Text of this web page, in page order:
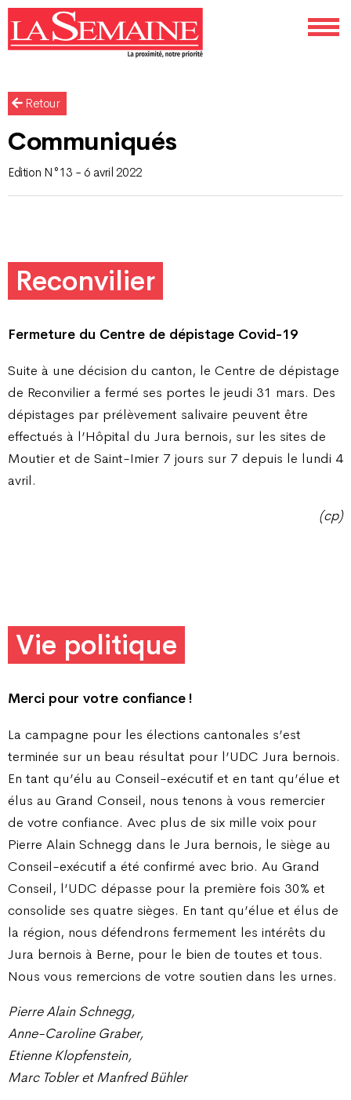
Retour
Communiqués
Edition N°13 - 6 avril 2022
Reconvilier
Fermeture du Centre de dépistage Covid-19
Suite à une décision du canton, le Centre de dépistage
de Reconvilier a fermé ses portes le jeudi 31 mars. Des
dépistages par prélèvement salivaire peuvent être
effectués à l’Hôpital du Jura bernois, sur les sites de
Moutier et de Saint-Imier 7 jours sur 7 depuis le lundi 4
avril.
(cp)
Vie politique
Merci pour votre confiance !
La campagne pour les élections cantonales s’est
terminée sur un beau résultat pour l’UDC Jura bernois.
En tant qu’élu au Conseil-exécutif et en tant qu’élue et
élus au Grand Conseil, nous tenons à vous remercier
de votre confiance. Avec plus de six mille voix pour
Pierre Alain Schnegg dans le Jura bernois, le siège au
Conseil-exécutif a été confirmé avec brio. Au Grand
Conseil, l’UDC dépasse pour la première fois 30% et
consolide ses quatre sièges. En tant qu’élue et élus de
la région, nous défendrons fermement les intérêts du
Jura bernois à Berne, pour le bien de toutes et tous.
Nous vous remercions de votre soutien dans les urnes.
Pierre Alain Schnegg,
Anne-Caroline Graber,
Etienne Klopfenstein,
Marc Tobler et Manfred Bühler